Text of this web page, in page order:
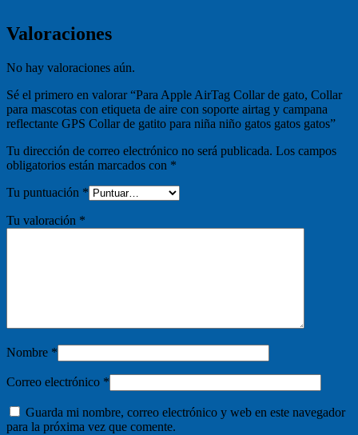
Valoraciones
No hay valoraciones aún.
Sé el primero en valorar “Para Apple AirTag Collar de gato, Collar
para mascotas con etiqueta de aire con soporte airtag y campana
reflectante GPS Collar de gatito para niña niño gatos gatos gatos”
Tu dirección de correo electrónico no será publicada. Los campos
obligatorios están marcados con *
Tu puntuación *
Tu valoración *
Nombre *
Correo electrónico *
Guarda mi nombre, correo electrónico y web en este navegador
para la próxima vez que comente.